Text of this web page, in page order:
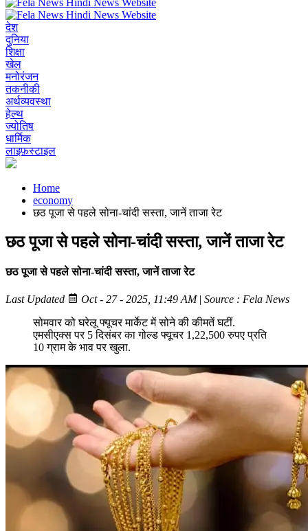
देश
दुनिया
शिक्षा
खेल
मनोरंजन
तकनीकी
अर्थव्यवस्था
हेल्थ
ज्योतिष
धार्मिक
लाइफ़स्टाइल
Home
economy
छठ पूजा से पहले सोना-चांदी सस्ता, जानें ताजा रेट
छठ पूजा से पहले सोना-चांदी सस्ता, जानें ताजा रेट
छठ पूजा से पहले सोना-चांदी सस्ता, जानें ताजा रेट
Last Updated Oct - 27 - 2025, 11:49 AM| Source : Fela News
सोमवार को घरेलू फ्यूचर मार्केट में सोने की कीमतें घटीं.
एमसीएक्स पर 5 दिसंबर का गोल्ड फ्यूचर 1,22,500 रुपए प्रति
10 ग्राम के भाव पर खुला.